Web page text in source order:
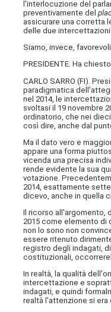
l'interlocuzione del
preventivamente del
assicurare una corretta
delle due intercettazioni
Siamo, invece,
PRESIDENTE. Ha
CARLO SARRO (FI).
paradigmatica
nel 2014, le
svoltasi il 19 novembre
ordinatorio, che nei
così dire, anche dal
Ma il dato vero e
appare una forma
vicenda una precisa
rende evidente la sua
votazione.
2014, esattamente
dicevo, anche in quella
Il ricorso all'argomento,
2015 come elemento di
non lo sono non
essere ritenuto
registro degli indagati,
costituzionali,
In realtà, la qualità
intercettazione e
indagati, e quindi
realtà l'attenzione si